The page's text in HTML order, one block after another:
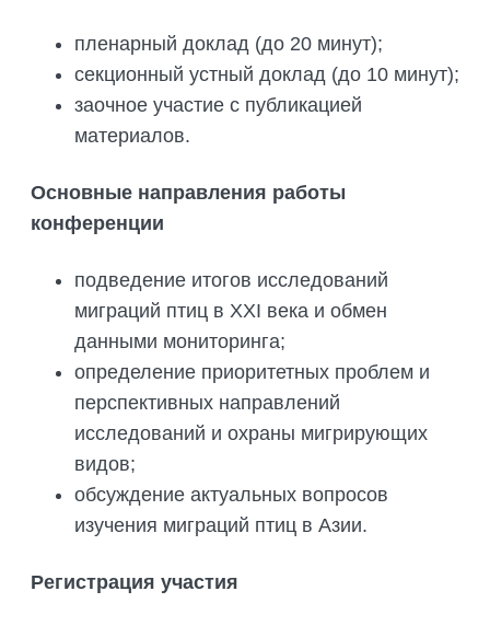
пленарный доклад (до 20 минут);
секционный устный доклад (до 10 минут);
заочное участие с публикацией
материалов.
Основные направления работы
конференции
подведение итогов исследований
миграций птиц в XXI века и обмен
данными мониторинга;
определение приоритетных проблем и
перспективных направлений
исследований и охраны мигрирующих
видов;
обсуждение актуальных вопросов
изучения миграций птиц в Азии.
Регистрация участия